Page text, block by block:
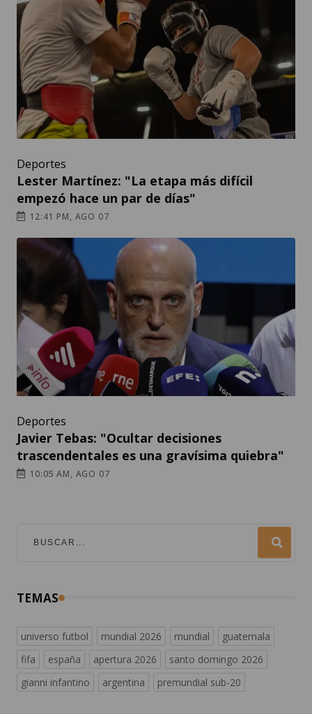
Deportes
Lester Martínez: "La etapa más difícil
empezó hace un par de días"
12:41 PM, AGO 07
Deportes
Javier Tebas: "Ocultar decisiones
trascendentales es una gravísima quiebra"
10:05 AM, AGO 07
TEMAS
universo futbol mundial 2026 mundial
guatemala
fifa
españa apertura 2026
santo domingo 2026
gianni infantino
argentina premundial sub-20